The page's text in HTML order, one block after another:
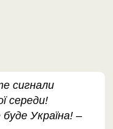
сигнали
середи!
Україна! –